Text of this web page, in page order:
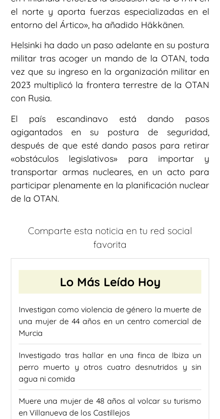
el norte y aporta fuerzas especializadas en el
entorno del Ártico», ha añadido Häkkänen.
Helsinki ha dado un paso adelante en su postura
militar tras acoger un mando de la OTAN, toda
vez que su ingreso en la organización militar en
2023 multiplicó la frontera terrestre de la OTAN
con Rusia.
El país escandinavo está dando pasos
agigantados en su postura de seguridad,
después de que esté dando pasos para retirar
«obstáculos legislativos» para importar y
transportar armas nucleares, en un acto para
participar plenamente en la planificación nuclear
de la OTAN.
Comparte esta noticia en tu red social
favorita
Lo Más Leído Hoy
Investigan como violencia de género la muerte de
una mujer de 44 años en un centro comercial de
Murcia
Investigado tras hallar en una finca de Ibiza un
perro muerto y otros cuatro desnutridos y sin
agua ni comida
Muere una mujer de 48 años al volcar su turismo
en Villanueva de los Castillejos